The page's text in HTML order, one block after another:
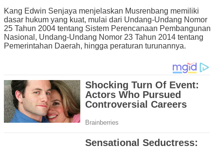
Kang Edwin Senjaya menjelaskan Musrenbang memiliki
dasar hukum yang kuat, mulai dari Undang-Undang Nomor
25 Tahun 2004 tentang Sistem Perencanaan Pembangunan
Nasional, Undang-Undang Nomor 23 Tahun 2014 tentang
Pemerintahan Daerah, hingga peraturan turunannya.